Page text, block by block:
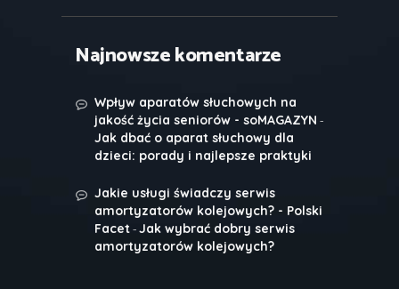
Najnowsze komentarze
Wpływ aparatów słuchowych na
jakość życia seniorów - soMAGAZYN -
Jak dbać o aparat słuchowy dla
dzieci: porady i najlepsze praktyki
Jakie usługi świadczy serwis
amortyzatorów kolejowych? - Polski
Facet-Jak wybrać dobry serwis
amortyzatorów kolejowych?